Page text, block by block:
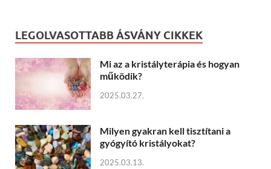
LEGOLVASOTTABB ÁSVÁNY CIKKEK
Mi az a kristályterápia és hogyan
működik?
2025.03.27.
Milyen gyakran kell tisztítani a
gyógyító kristályokat?
2025.03.13.